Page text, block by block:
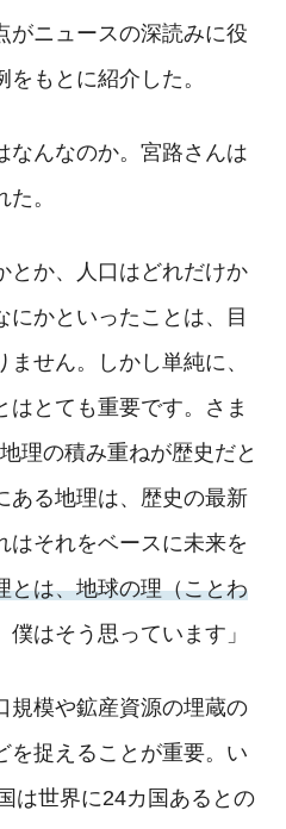
がニュースの深読みに役
もとに紹介した。
なんなのか。宮路さんは
。
とか、人口はどれだけか
にかといったことは、目
せん。しかし単純に、
はとても重要です。さま
理の積み重ねが歴史だと
ある地理は、歴史の最新
はそれをベースに未来を
とは、地球の理（ことわ
僕はそう思っています」
規模や鉱産資源の埋蔵の
を捉えることが重要。い
は世界に24カ国あるとの